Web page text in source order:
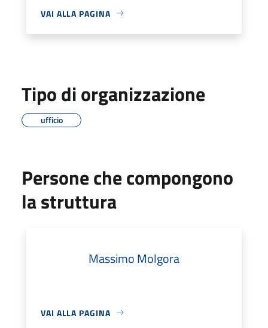
VAI ALLA PAGINA
Tipo di organizzazione
ufficio
Persone che compongono
la struttura
Massimo Molgora
VAI ALLA PAGINA